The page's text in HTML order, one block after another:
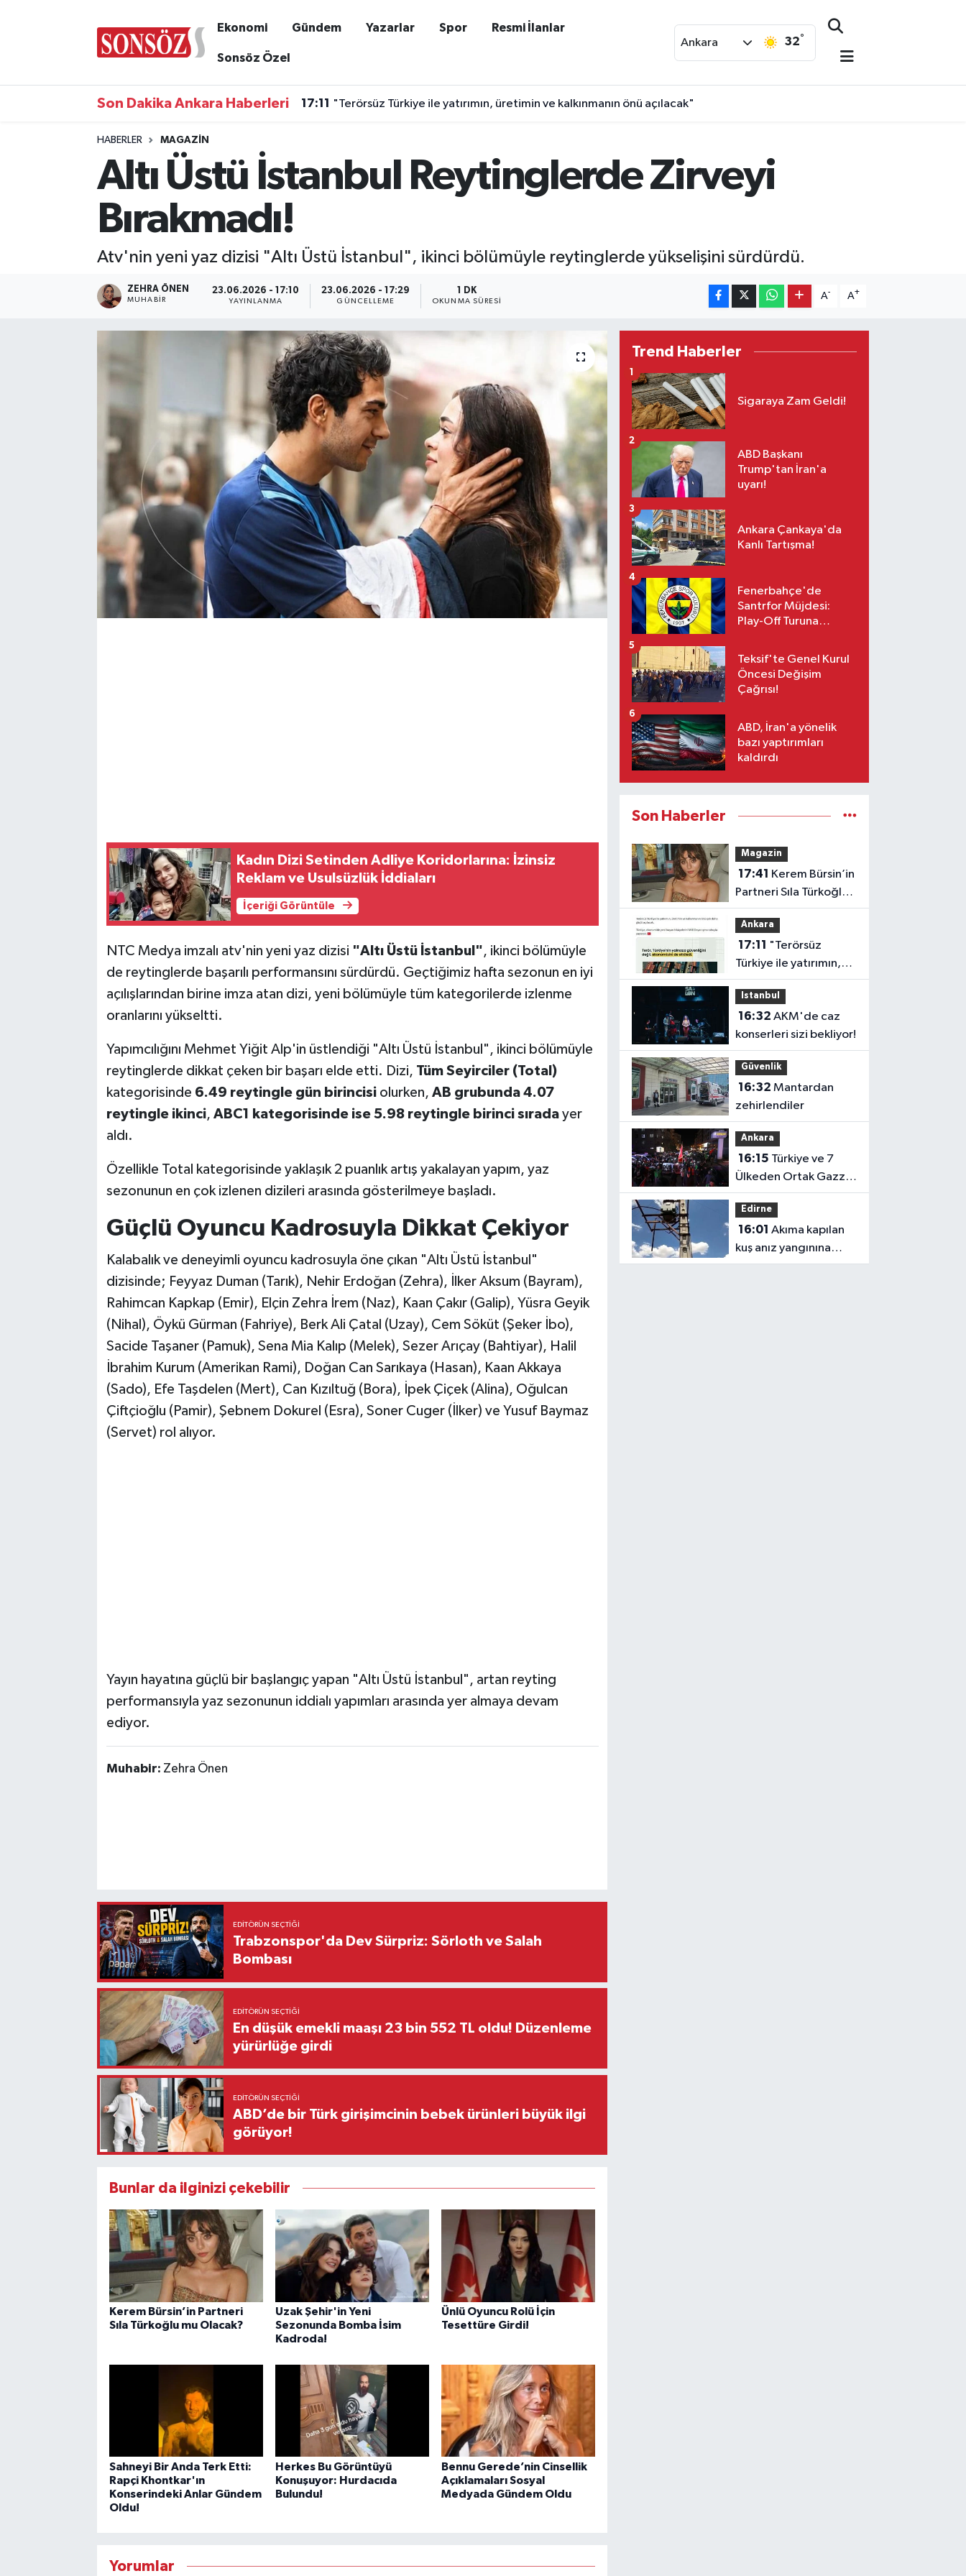
Ekonomi Gündem Yazarlar Spor Resmi İlanlar
Sonsöz Özel
Ankara 32°
Son Dakika Ankara Haberleri 17:11 "Terörsüz Türkiye ile yatırımın, üretimin ve kalkınmanın önü açılacak"
HABERLER MAGAZIN
Altı Üstü İstanbul Reytinglerde Zirveyi
Bırakmadı!
Atv'nin yeni yaz dizisi "Altı Üstü İstanbul", ikinci bölümüyle reytinglerde yükselişini sürdürdü.
ZEHRA ÖNEN
MUHABIR
23.06.2026 - 17:10
YAYINLANMA
23.06.2026 - 17:29
GÜNCELLEME
1 DK
OKUNMA SÜRESI
A- A+
Kadın Dizi Setinden Adliye Koridorlarına: İzinsiz
Reklam ve Usulsüzlük İddiaları
İçeriği Görüntüle
NTC Medya imzalı atv'nin yeni yaz dizisi "Altı Üstü İstanbul", ikinci bölümüyle
de reytinglerde başarılı performansını sürdürdü. Geçtiğimiz hafta sezonun en iyi
açılışlarından birine imza atan dizi, yeni bölümüyle tüm kategorilerde izlenme
oranlarını yükseltti.
Yapımcılığını Mehmet Yiğit Alp'in üstlendiği "Altı Üstü İstanbul", ikinci bölümüyle
reytinglerde dikkat çeken bir başarı elde etti. Dizi, Tüm Seyirciler (Total)
kategorisinde 6.49 reytingle gün birincisiolurken, AB grubunda 4.07
reytingle ikinci, ABC1 kategorisinde ise 5.98 reytingle birinci sıradayer
aldı.
Özellikle Total kategorisinde yaklaşık 2 puanlık artış yakalayan yapım, yaz
sezonunun en çok izlenen dizileri arasında gösterilmeye başladı.
Güçlü Oyuncu Kadrosuyla Dikkat Çekiyor
Kalabalık ve deneyimli oyuncu kadrosuyla öne çıkan "Altı Üstü İstanbul"
dizisinde; Feyyaz Duman (Tarık), Nehir Erdoğan (Zehra), İlker Aksum (Bayram),
Rahimcan Kapkap (Emir), Elçin Zehra İrem (Naz), Kaan Çakır (Galip), Yüsra Geyik
(Nihal), Öykü Gürman (Fahriye), Berk Ali Çatal (Uzay), Cem Söküt (Şeker İbo),
Sacide Taşaner (Pamuk), Sena Mia Kalıp (Melek), Sezer Arıçay (Bahtiyar), Halil
İbrahim Kurum (Amerikan Rami), Doğan Can Sarıkaya (Hasan), Kaan Akkaya
(Sado), Efe Taşdelen (Mert), Can Kızıltuğ (Bora), İpek Çiçek (Alina), Oğulcan
Çiftçioğlu (Pamir), Şebnem Dokurel (Esra), Soner Cuger (İlker) ve Yusuf Baymaz
(Servet) rol alıyor.
Yayın hayatına güçlü bir başlangıç yapan "Altı Üstü İstanbul", artan reyting
performansıyla yaz sezonunun iddialı yapımları arasında yer almaya devam
ediyor.
Muhabir: Zehra Önen
EDITÖRÜN SEÇTIĞI
Trabzonspor'da Dev Sürpriz: Sörloth ve Salah
Bombası
EDITÖRÜN SEÇTIĞI
En düşük emekli maaşı 23 bin 552 TL oldu! Düzenleme
yürürlüğe girdi
EDITÖRÜN SEÇTIĞI
ABD’de bir Türk girişimcinin bebek ürünleri büyük ilgi
görüyor!
Bunlar da ilginizi çekebilir
Kerem Bürsin’in Partneri
Sıla Türkoğlu mu Olacak?
Uzak Şehir'in Yeni
Sezonunda Bomba İsim
Kadroda!
Ünlü Oyuncu Rolü İçin
Tesettüre Girdi!
Sahneyi Bir Anda Terk Etti:
Rapçi Khontkar'ın
Konserindeki Anlar Gündem
Oldu!
Herkes Bu Görüntüyü
Konuşuyor: Hurdacıda
Bulundu!
Bennu Gerede’nin Cinsellik
Açıklamaları Sosyal
Medyada Gündem Oldu
Yorumlar
Trend Haberler
Sigaraya Zam Geldi!
1
ABD Başkanı
Trump'tan İran'a
uyarı!
2
Ankara Çankaya'da
Kanlı Tartışma!
3
Fenerbahçe'de
Santrfor Müjdesi:
Play-Off Turuna
4
Teksif'te Genel Kurul
Öncesi Değişim
Çağrısı!
5
ABD, İran'a yönelik
bazı yaptırımları
kaldırdı
6
Son Haberler
Magazin
17:41
Partneri Sıla Türkoğlu
mu Olacak?
Ankara
17:11
Türkiye ile yatırımın,
üretimin ve
kalkınmanın önü
açılacak"
Istanbul
16:32 AKM'de caz
konserleri sizi bekliyor!
Güvenlik
16:32 Mantardan
zehirlendiler
Ankara
16:15
Ülkeden Ortak Gazze
Bildirisi!
Edirne
16:01 Akıma kapılan
kuş anız yangınına
neden oldu
İlçe Haberleri
Sokak Hayvanlarını Sahiplendirme
Sonsöz Özel
Ankara Nöbetçi Eczaneler
Ankara Trafik Yoğunluk Haritası
Süper Lig Puan Durumu ve Fikstür
Haber Arşivi